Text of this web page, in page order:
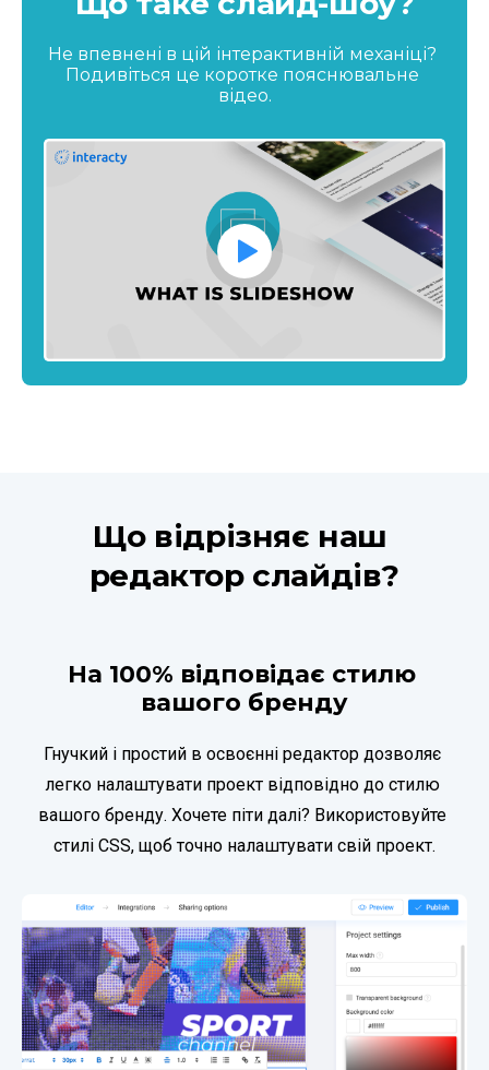
Не впевнені в цій інтерактивній механіці?
Подивіться це коротке пояснювальне
відео.
Що відрізняє наш
редактор слайдів?
На 100% відповідає стилю
вашого бренду
Гнучкий і простий в освоєнні редактор дозволяє
легко налаштувати проект відповідно до стилю
вашого бренду. Хочете піти далі? Використовуйте
стилі CSS, щоб точно налаштувати свій проект.